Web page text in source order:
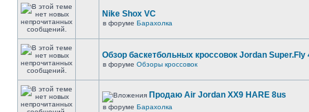
Nike Shox VC
в форуме Барахолка
Обзор баскетбольных кроссовок Jordan Super.Fly
в форуме Обзоры кроссовок
Продаю Air Jordan XX9 HARE 8us
в форуме Барахолка